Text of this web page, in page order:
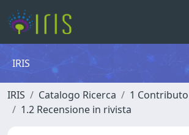
IRIS
IRIS Catalogo Ricerca
1
1.2 Recensione in rivista